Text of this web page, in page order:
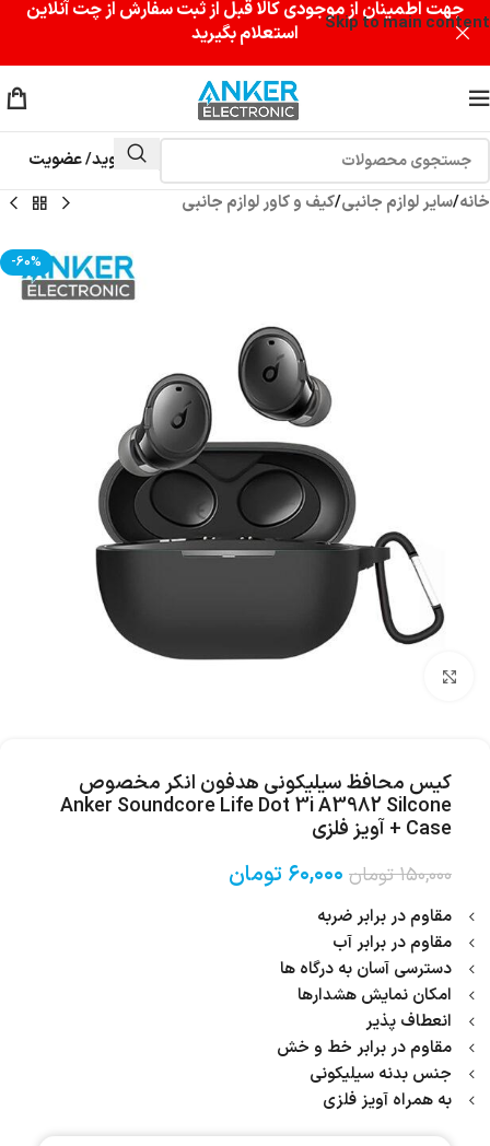
Skip to main content
جهت اطمینان از موجودی کالا قبل از ثبت سفارش از چت آنلاین
استعلام بگیرید
وارد شوید/ عضویت
خانه/سایر لوازم جانبی/کیف و کاور لوازم جانبی
-60%
کیس محافظ سیلیکونی هدفون انکر مخصوص
Anker Soundcore Life Dot 3i A3982 Silcone
Case + آویز فلزی
۱۵۰,۰۰۰تومان ۶۰,۰۰۰ تومان
مقاوم در برابر ضربه
مقاوم در برابر آب
دسترسی آسان به درگاه ها
امکان نمایش هشدارها
انعطاف پذیر
مقاوم در برابر خط و خش
جنس بدنه سیلیکونی
به همراه آویز فلزی